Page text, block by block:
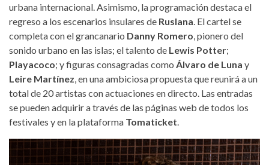
urbana internacional. Asimismo, la programación destaca el
regreso a los escenarios insulares de Ruslana. El cartel se
completa con el grancanario Danny Romero, pionero del
sonido urbano en las islas; el talento de Lewis Potter;
Playacoco; y figuras consagradas como Álvaro de Luna y
Leire Martínez, en una ambiciosa propuesta que reunirá a un
total de 20 artistas con actuaciones en directo. Las entradas
se pueden adquirir a través de las páginas web de todos los
festivales y en la plataforma Tomaticket.